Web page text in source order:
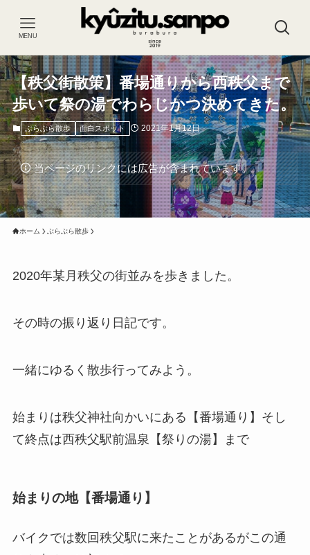
MENU
【秩父街散策】番場通りから西秩父まで
歩いて祭の湯でわらじかつ決めてきた。
ぶらぶら散歩 面白スポット 2021年1月12日
当ページのリンクには広告が含まれています。
ホーム ぶらぶら散歩
2020年某月秩父の街並みを歩きました。
その時の振り返り日記です。
一緒にゆるく散歩行ってみよう。
始まりは秩父神社向かいにある【番場通り】そし
て終点は西秩父駅前温泉【祭りの湯】まで
始まりの地【番場通り】
バイクでは数回秩父駅に来たことがあるがこの通